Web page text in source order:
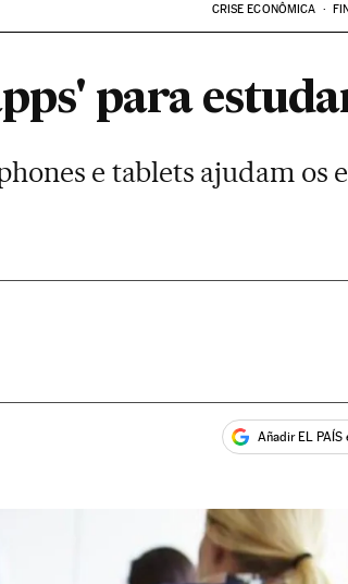
CRISE ECONÔMICA
para
e tablets ajudam os
Añadir EL PAÍS